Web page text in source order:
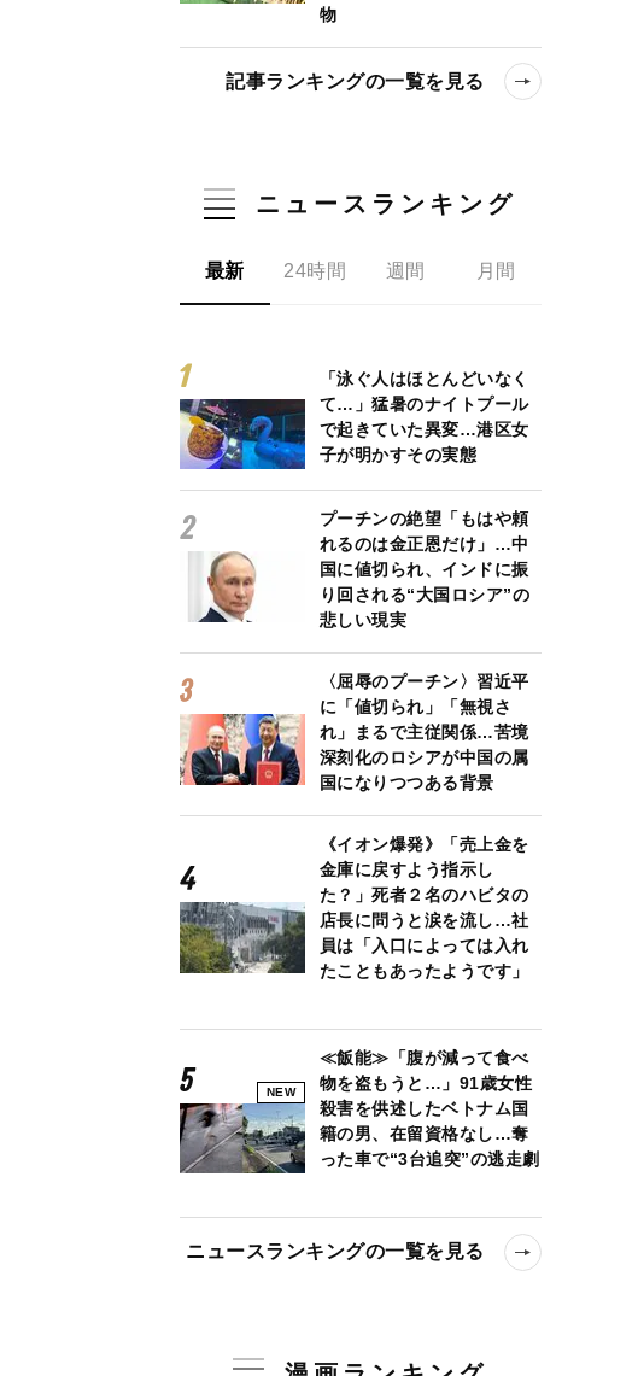
物
記事ランキングの一覧を見る
ニュースランキング
最新 24時間 週間 月間
「泳ぐ人はほとんどいなく
て…」猛暑のナイトプール
で起きていた異変…港区女
子が明かすその実態
プーチンの絶望「もはや頼
れるのは金正恩だけ」…中
国に値切られ、インドに振
り回される“大国ロシア”の
悲しい現実
〈屈辱のプーチン〉習近平
に「値切られ」「無視さ
れ」まるで主従関係…苦境
深刻化のロシアが中国の属
国になりつつある背景
《イオン爆発》「売上金を
金庫に戻すよう指示し
た？」死者２名のハビタの
店長に問うと涙を流し…社
員は「入口によっては入れ
たこともあったようです」
NEW
≪飯能≫「腹が減って食べ
物を盗もうと…」91歳女性
殺害を供述したベトナム国
籍の男、在留資格なし…奪
った車で“3台追突”の逃走劇
ニュースランキングの一覧を見る